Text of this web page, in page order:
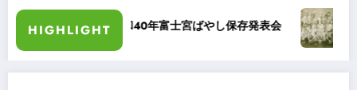
HIGHLIGHT昭和40年富士宮ばやし保存発表会 “祭りば